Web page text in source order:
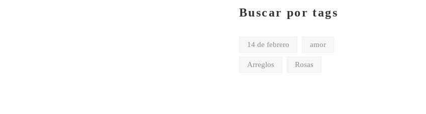
Buscar por tags
14 de febrero amor
Arreglos Rosas